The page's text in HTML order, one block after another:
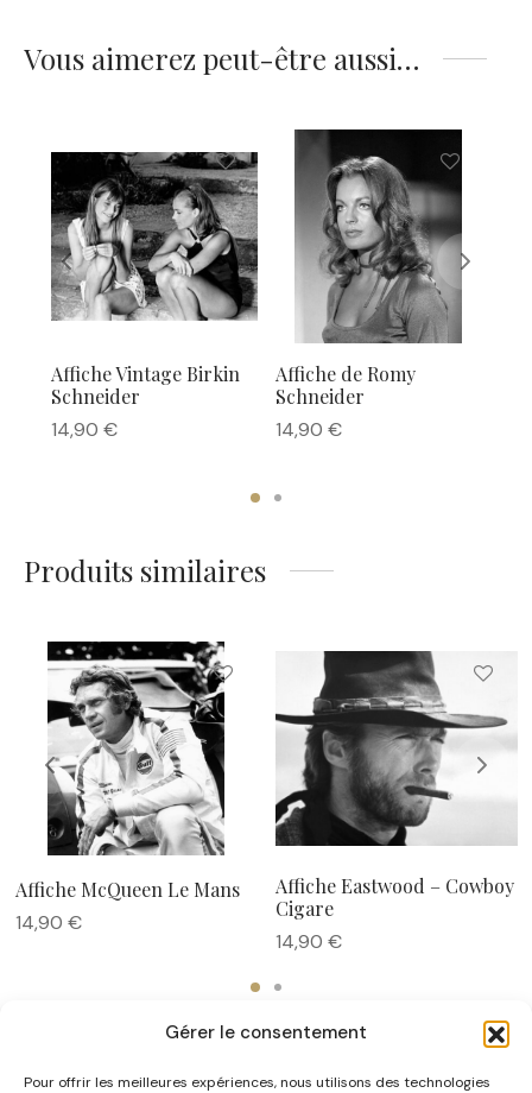
Gérer le consentement
Pour offrir les meilleures expériences, nous utilisons des technologies
Vous aimerez peut-être aussi…
Affiche Vintage Birkin
Schneider
14,90 €
Affiche de Romy
Schneider
14,90 €
Produits similaires
Affiche McQueen Le Mans
14,90 €
Affiche Eastwood – Cowboy
Cigare
14,90 €